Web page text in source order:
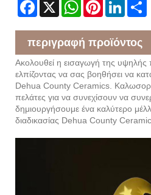
Facebook
X WhatsAppPinterest
περιγραφή προϊόντος
Ακολουθεί η εισαγωγή της
ελπίζοντας να σας βοηθήσει να
Dehua County Ceramics.
πελάτες για να συνεχίσουν να
δημιουργήσουμε ένα καλύτερο
διαδικασίας Dehua County